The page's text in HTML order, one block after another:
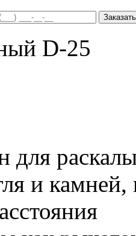
Заказать
D-25
для
и